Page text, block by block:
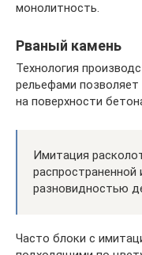
монолитность.
Рваный камень
Технология
рельефами
на поверхности
Имитация
распространенной
разновидностью
Часто блоки с